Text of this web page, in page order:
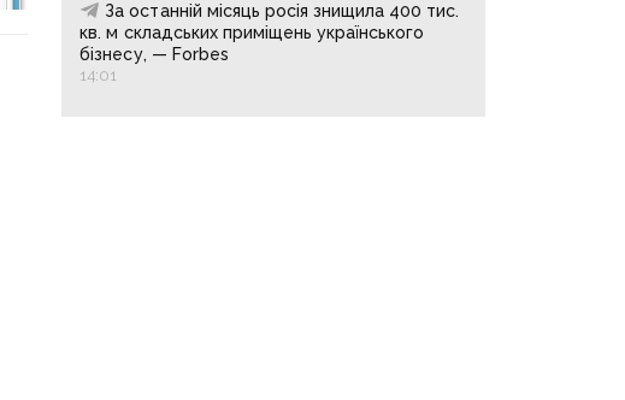
За останній місяць росія знищила 400 тис.
кв. м складських приміщень українського
бізнесу, — Forbes
14:01